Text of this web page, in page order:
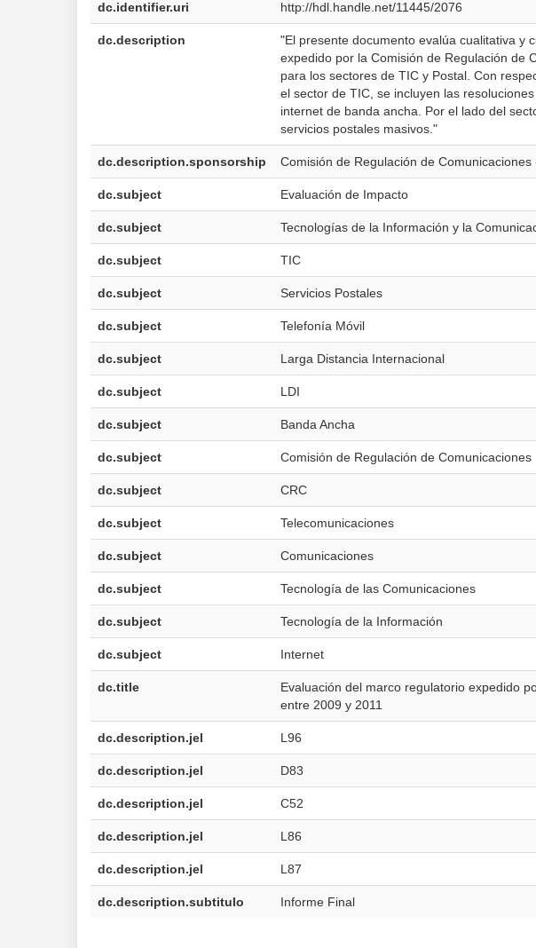
dc.identifier.uri http://hdl.handle.net/11445/2076
dc.description
"El presente documento evalúa cualitativa y
expedido por la Comisión de Regulación de
para los sectores de TIC y Postal. Con
el sector de TIC, se incluyen las
internet de banda ancha. Por el lado del
servicios postales masivos."
dc.description.sponsorship Comisión de Regulación de Comunicaciones
dc.subject Evaluación de Impacto
dc.subject Tecnologías de la Información y la
dc.subject TIC
dc.subject Servicios Postales
dc.subject Telefonía Móvil
dc.subject Larga Distancia Internacional
dc.subject LDI
dc.subject Banda Ancha
dc.subject Comisión de Regulación de Comunicaciones
dc.subject CRC
dc.subject Telecomunicaciones
dc.subject Comunicaciones
dc.subject Tecnología de las Comunicaciones
dc.subject Tecnología de la Información
dc.subject Internet
dc.title
Evaluación del marco regulatorio expedido
entre 2009 y 2011
dc.description.jel L96
dc.description.jel D83
dc.description.jel C52
dc.description.jel L86
dc.description.jel L87
dc.description.subtitulo Informe Final